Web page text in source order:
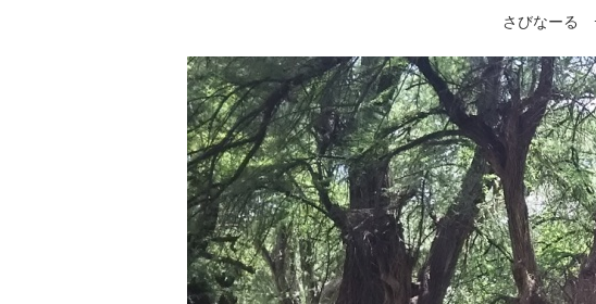
さびなーる